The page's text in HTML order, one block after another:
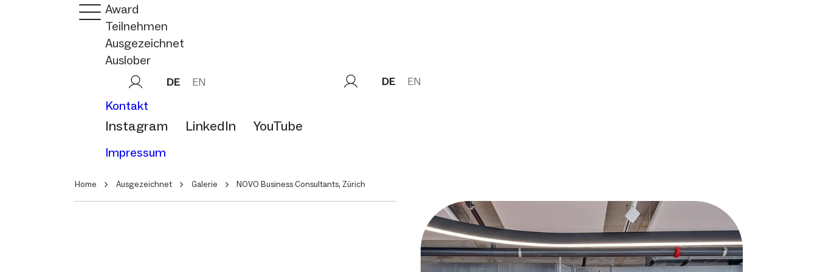
Award
Teilnehmen
Ausgezeichnet
Auslober
DE EN
Kontakt
Instagram LinkedIn YouTube
Impressum
DE EN
Home Ausgezeichnet Galerie NOVO Business Consultants, Zürich